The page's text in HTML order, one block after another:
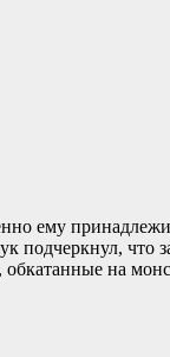
ему
подчеркнул,
на